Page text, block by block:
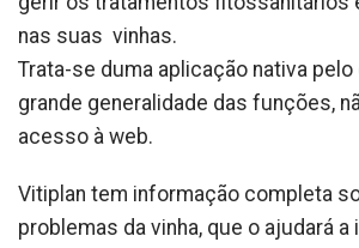
nas suas vinhas.
Trata-se duma aplicação nativa pelo
grande generalidade das funções,
acesso à web.
Vitiplan tem informação completa
problemas da vinha, que o ajudará a